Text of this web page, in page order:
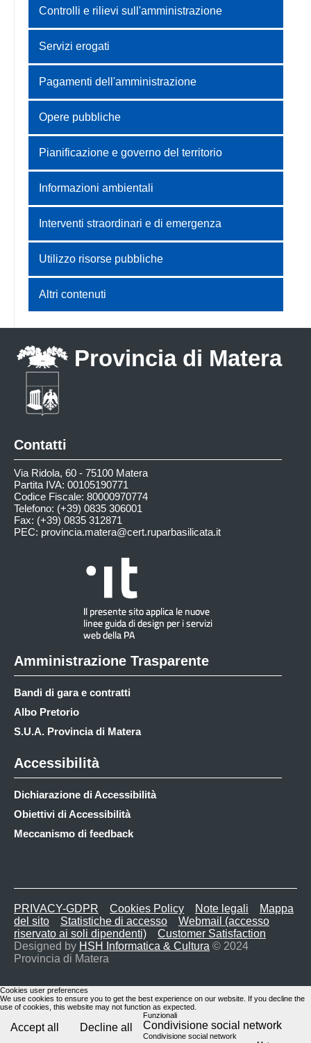
Controlli e rilievi sull'amministrazione
Servizi erogati
Pagamenti dell'amministrazione
Opere pubbliche
Pianificazione e governo del territorio
Informazioni ambientali
Interventi straordinari e di emergenza
Utilizzo risorse pubbliche
Altri contenuti
Provincia di Matera
Contatti
Via Ridola, 60 - 75100 Matera
Partita IVA: 00105190771
Codice Fiscale: 80000970774
Telefono: (+39) 0835 306001
Fax: (+39) 0835 312871
PEC: provincia.matera@cert.ruparbasilicata.it
Amministrazione Trasparente
Bandi di gara e contratti
Albo Pretorio
S.U.A. Provincia di Matera
Accessibilità
Dichiarazione di Accessibilità
Obiettivi di Accessibilità
Meccanismo di feedback
PRIVACY-GDPR Cookies Policy Note legali
Mappa
del sito
Statistiche di accesso
Webmail (accesso
riservato ai soli dipendenti)
Customer Satisfaction
Designed by HSH Informatica & Cultura © 2024
Provincia di Matera
Cookies user preferences
We use cookies to ensure you to get the best experience on our website. If you decline the
use of cookies, this website may not function as expected.
Accept all Decline all
Funzionali
Condivisione social network
Condivisione social network